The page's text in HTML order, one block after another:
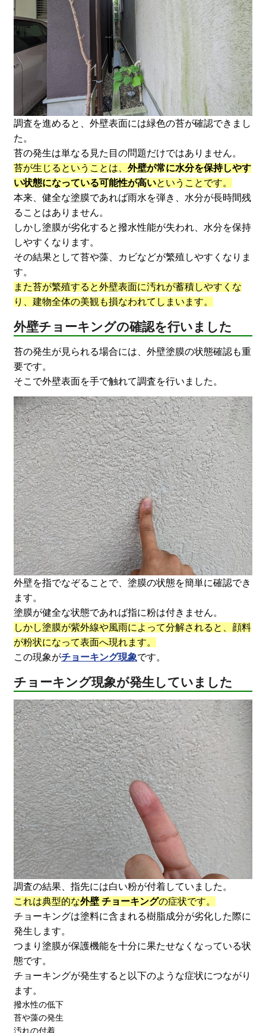
調査を進めると、外壁表面には緑色の苔が確認できまし
た。
苔の発生は単なる見た目の問題だけではありません。
苔が生じるということは、 外壁が常に水分を保持しやす
い状態になっている可能性が高いということです。
本来、健全な塗膜であれば雨水を弾き、水分が長時間残
ることはありません。
しかし塗膜が劣化すると撥水性能が失われ、水分を保持
しやすくなります。
その結果として苔や藻、カビなどが繁殖しやすくなりま
す。
また苔が繁殖すると外壁表面に汚れが蓄積しやすくな
り、建物全体の美観も損なわれてしまいます。
外壁チョーキングの確認を行いました
苔の発生が見られる場合には、外壁塗膜の状態確認も重
要です。
そこで外壁表面を手で触れて調査を行いました。
外壁を指でなぞることで、塗膜の状態を簡単に確認でき
ます。
塗膜が健全な状態であれば指に粉は付きません。
しかし塗膜が紫外線や風雨によって分解されると、顔料
が粉状になって表面へ現れます。
この現象がチョーキング現象です。
チョーキング現象が発生していました
調査の結果、指先には白い粉が付着していました。
これは典型的な外壁 チョーキングの症状です。
チョーキングは塗料に含まれる樹脂成分が劣化した際に
発生します。
つまり塗膜が保護機能を十分に果たせなくなっている状
態です。
チョーキングが発生すると以下のような症状につながり
ます。
撥水性の低下
苔や藻の発生
汚れの付着